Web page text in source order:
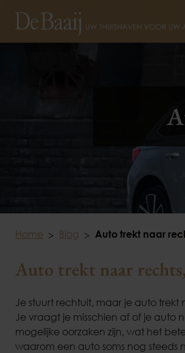
Home Blog Auto trekt naar
Auto trekt naar
Je stuurt rechtuit, maar je auto
Je vraagt je misschien af of je auto
mogelijke oorzaken zijn, wat het
waarom een auto soms nog steeds